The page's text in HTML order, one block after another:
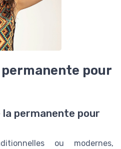
pour
permanente pour
ou modernes,